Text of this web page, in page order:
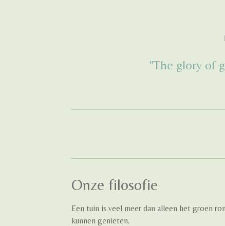
"The glory of
Onze filosofie
Een tuin is veel meer dan alleen het groen
kunnen genieten.